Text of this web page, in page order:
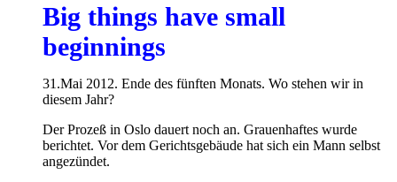
Big things have small
beginnings
31.Mai 2012. Ende des fünften Monats. Wo stehen wir in
diesem Jahr?
Der Prozeß in Oslo dauert noch an. Grauenhaftes wurde
berichtet. Vor dem Gerichtsgebäude hat sich ein Mann selbst
angezündet.